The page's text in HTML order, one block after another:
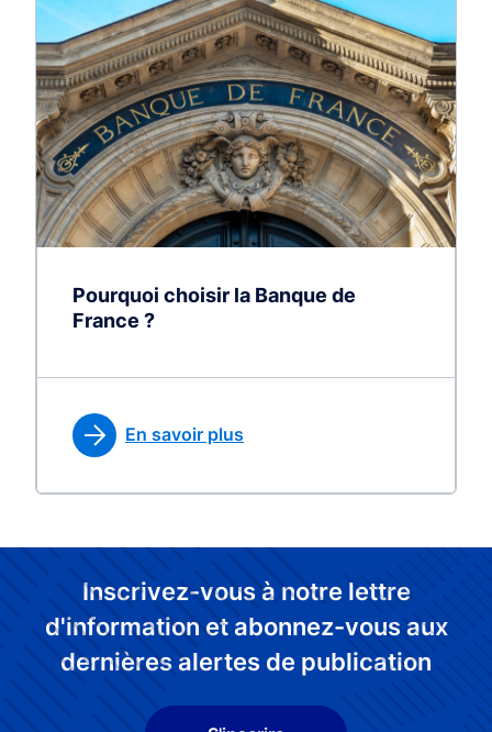
Pourquoi choisir la Banque de
France ?
En savoir plus
Inscrivez-vous à notre lettre
d'information et abonnez-vous aux
dernières alertes de publication